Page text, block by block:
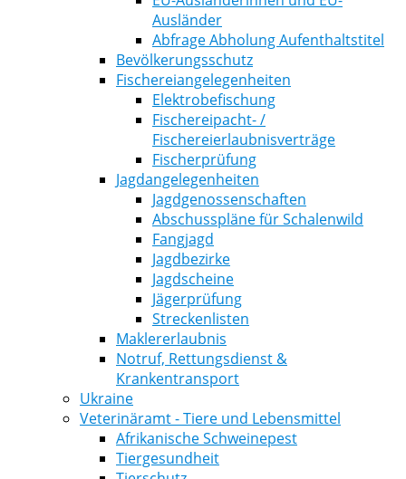
Ausländer
Abfrage Abholung Aufenthaltstitel
Bevölkerungsschutz
Fischereiangelegenheiten
Elektrobefischung
Fischereipacht- /
Fischereierlaubnisverträge
Fischerprüfung
Jagdangelegenheiten
Jagdgenossenschaften
Abschusspläne für Schalenwild
Fangjagd
Jagdbezirke
Jagdscheine
Jägerprüfung
Streckenlisten
Maklererlaubnis
Notruf, Rettungsdienst &
Krankentransport
Ukraine
Veterinäramt - Tiere und Lebensmittel
Afrikanische Schweinepest
Tiergesundheit